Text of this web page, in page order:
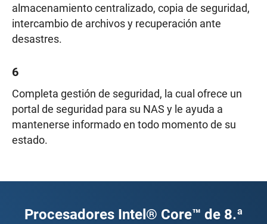
almacenamiento centralizado, copia de seguridad,
intercambio de archivos y recuperación ante
desastres.
6
Completa gestión de seguridad, la cual ofrece un
portal de seguridad para su NAS y le ayuda a
mantenerse informado en todo momento de su
estado.
Procesadores Intel® Core™ de 8.ª